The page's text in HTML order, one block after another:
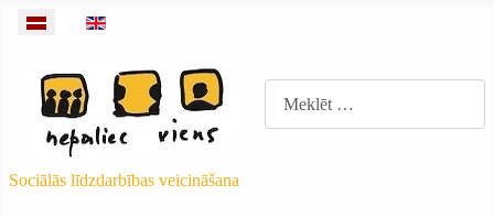
Izvēlieties valodu
Sociālās līdzdarbības veicināšana